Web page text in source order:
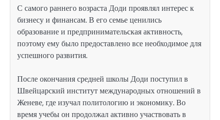
С самого раннего возраста Доди проявлял интерес к
бизнесу и финансам. В его семье ценились
образование и предпринимательская активность,
поэтому ему было предоставлено все необходимое для
успешного развития.
После окончания средней школы Доди поступил в
Швейцарский институт международных отношений в
Женеве, где изучал политологию и экономику. Во
время учебы он продолжал активно участвовать в